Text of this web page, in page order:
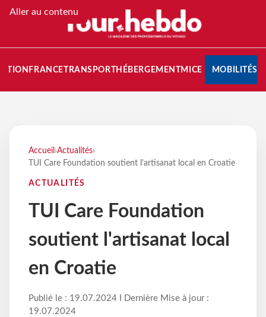
Aller au contenu
FRANCETRANSPORT HÉBERGEMENTMICE MOBILITÉS
Accueil ›Actualités›
TUI Care Foundation soutient l'artisanat local en Croatie
ACTUALITÉS
TUI Care Foundation
soutient l'artisanat local
en Croatie
Publié le : 19.07.2024 I Dernière Mise à jour :
19.07.2024